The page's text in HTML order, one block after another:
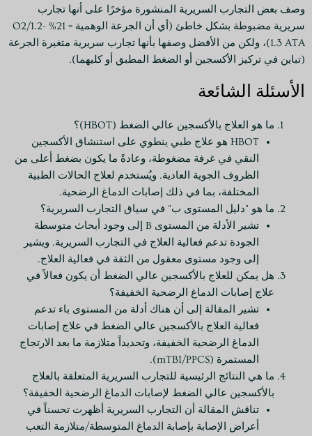
وصف بعض التجارب السريرية المنشورة مؤخرًا على أنها تجارب
سريرية مضبوطة بشكل خاطئ (أي أن الجرعة الوهمية = 21% O2/1.2-
1.3 ATA)، ولكن من الأفضل وصفها بأنها تجارب سريرية متغيرة الجرعة
(تباين في تركيز الأكسجين أو الضغط المطبق أو كليهما).
الأسئلة الشائعة
ما هو العلاج بالأكسجين عالي الضغط (HBOT)؟
HBOT هو علاج طبي ينطوي على استنشاق الأكسجين
النقي في غرفة مضغوطة، وعادةً ما يكون بضغط أعلى من
الظروف الجوية العادية. ويُستخدم لعلاج الحالات الطبية
المختلفة، بما في ذلك إصابات الدماغ الرضحية.
ما هو "دليل المستوى ب" في سياق التجارب السريرية؟
تشير الأدلة من المستوى B إلى وجود أبحاث متوسطة
الجودة تدعم فعالية العلاج في التجارب السريرية. ويشير
إلى وجود مستوى معقول من الثقة في فعالية العلاج.
هل يمكن للعلاج بالأكسجين عالي الضغط أن يكون فعالاً في
علاج إصابات الدماغ الرضحية الخفيفة؟
تشير المقالة إلى أن هناك أدلة من المستوى باء تدعم
فعالية العلاج بالأكسجين عالي الضغط في علاج إصابات
الدماغ الرضحية الخفيفة، وتحديداً متلازمة ما بعد الارتجاج
المستمرة (mTBI/PPCS).
ما هي النتائج الرئيسية للتجارب السريرية المتعلقة بالعلاج
بالأكسجين عالي الضغط لإصابات الدماغ الرضحية الخفيفة؟
تناقش المقالة أن التجارب السريرية أظهرت تحسناً في
أعراض الإصابة بإصابة الدماغ المتوسطة/متلازمة التعب